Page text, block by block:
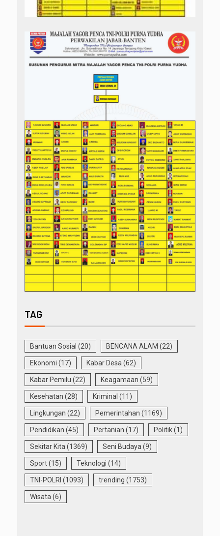
TAG
Bantuan Sosial (20) BENCANA ALAM (22)
Ekonomi (17) Kabar Desa(62)
Kabar Pemilu (22) Keagamaan (59)
Kesehatan (28) Kriminal (11)
Lingkungan (22) Pemerintahan (1169)
Pendidikan (45) Pertanian (17) Politik(1)
Sekitar Kita(1369) Seni Budaya(9)
Sport(15) Teknologi (14)
TNI-POLRI (1093) trending (1753)
Wisata(6)